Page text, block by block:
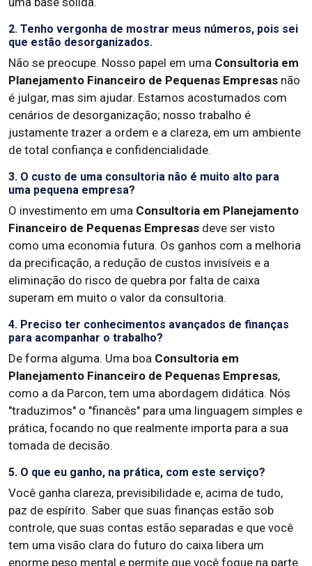
2. Tenho vergonha de mostrar meus números, pois sei
que estão desorganizados.
Não se preocupe. Nosso papel em uma Consultoria em
Planejamento Financeiro de Pequenas Empresas não
é julgar, mas sim ajudar. Estamos acostumados com
cenários de desorganização; nosso trabalho é
justamente trazer a ordem e a clareza, em um ambiente
de total confiança e confidencialidade.
3. O custo de uma consultoria não é muito alto para
uma pequena empresa?
O investimento em uma Consultoria em Planejamento
Financeiro de Pequenas Empresas deve ser visto
como uma economia futura. Os ganhos com a melhoria
da precificação, a redução de custos invisíveis e a
eliminação do risco de quebra por falta de caixa
superam em muito o valor da consultoria.
4. Preciso ter conhecimentos avançados de finanças
para acompanhar o trabalho?
De forma alguma. Uma boa Consultoria em
Planejamento Financeiro de Pequenas Empresas,
como a da Parcon, tem uma abordagem didática. Nós
"traduzimos" o "financês" para uma linguagem simples e
prática, focando no que realmente importa para a sua
tomada de decisão.
5. O que eu ganho, na prática, com este serviço?
Você ganha clareza, previsibilidade e, acima de tudo,
paz de espírito. Saber que suas finanças estão sob
controle, que suas contas estão separadas e que você
tem uma visão clara do futuro do caixa libera um
enorme peso mental e permite que você foque na parte